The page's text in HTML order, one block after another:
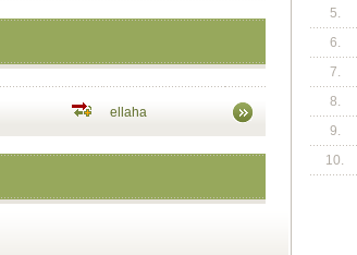
ellaha
5.
6.
7.
8.
9.
10.